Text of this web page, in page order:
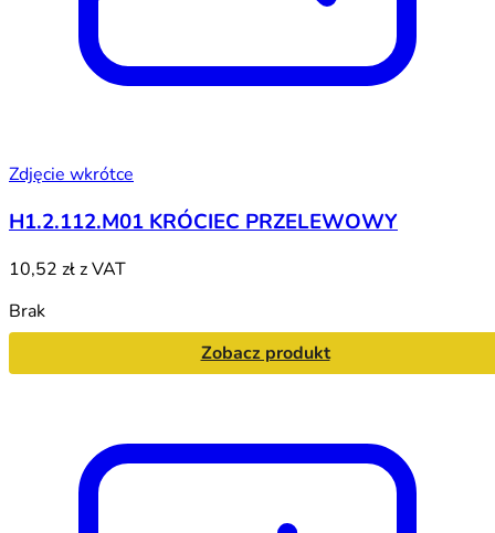
Zdjęcie wkrótce
H1.2.112.M01 KRÓCIEC PRZELEWOWY
10,52 złz VAT
Brak
Zobacz produkt